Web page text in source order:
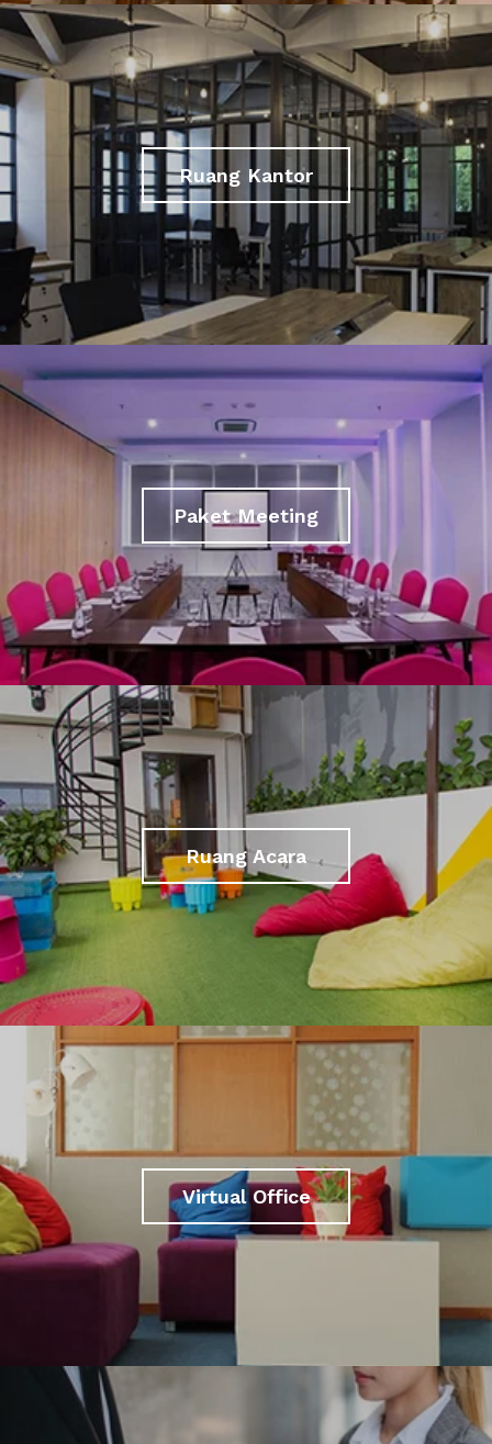
Ruang Kantor
Paket Meeting
Ruang Acara
Virtual Office